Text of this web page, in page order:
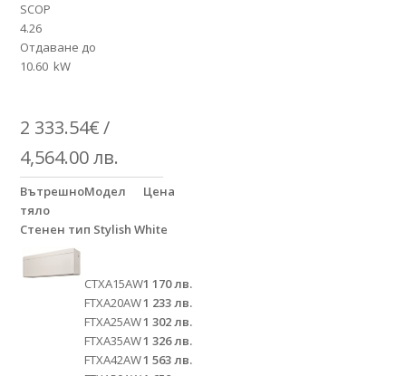
SCOP
4.26
Отдаване до
10.60 kW
2 333.54€ /
4,564.00 лв.
Вътрешно
тяло
Модел Цена
Стенен тип Stylish White
CTXA15AW1 170 лв.
FTXA20AW1 233 лв.
FTXA25AW1 302 лв.
FTXA35AW1 326 лв.
FTXA42AW1 563 лв.